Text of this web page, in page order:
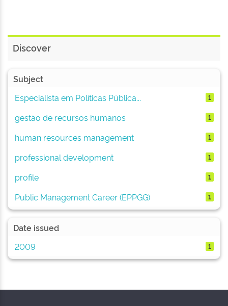
Discover
Subject
Especialista em Políticas Pública...
1
gestão de recursos humanos 1
human resources management 1
professional development 1
profile 1
Public Management Career (EPPGG) 1
Date issued
2009
1